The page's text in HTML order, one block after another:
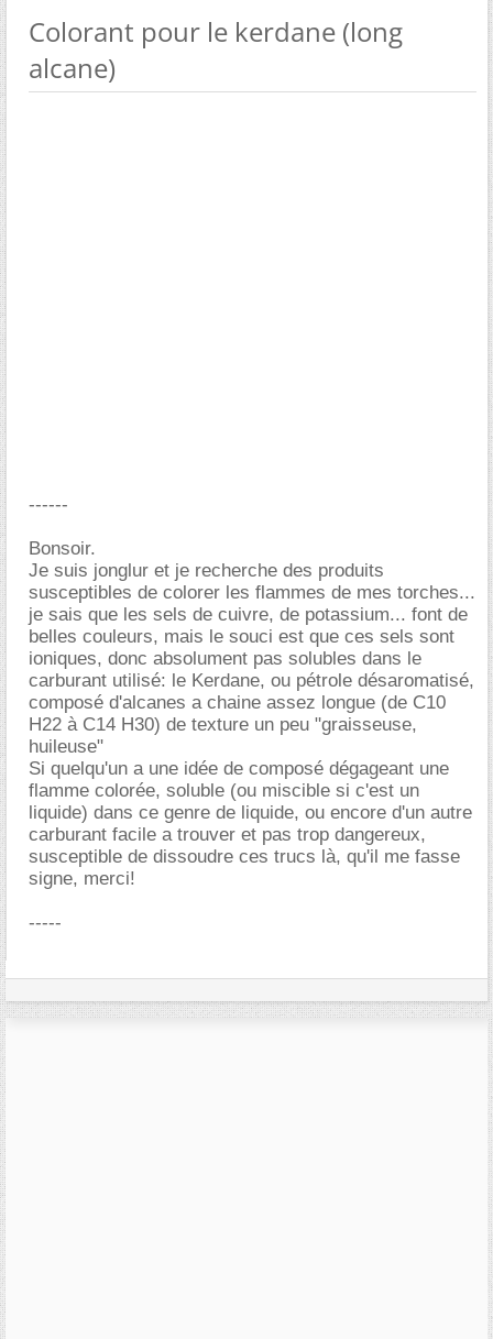
Colorant pour le kerdane (long
alcane)
------
Bonsoir.
Je suis jonglur et je recherche des produits
susceptibles de colorer les flammes de mes torches...
je sais que les sels de cuivre, de potassium... font de
belles couleurs, mais le souci est que ces sels sont
ioniques, donc absolument pas solubles dans le
carburant utilisé: le Kerdane, ou pétrole désaromatisé,
composé d'alcanes a chaine assez longue (de C10
H22 à C14 H30) de texture un peu "graisseuse,
huileuse"
Si quelqu'un a une idée de composé dégageant une
flamme colorée, soluble (ou miscible si c'est un
liquide) dans ce genre de liquide, ou encore d'un autre
carburant facile a trouver et pas trop dangereux,
susceptible de dissoudre ces trucs là, qu'il me fasse
signe, merci!
-----